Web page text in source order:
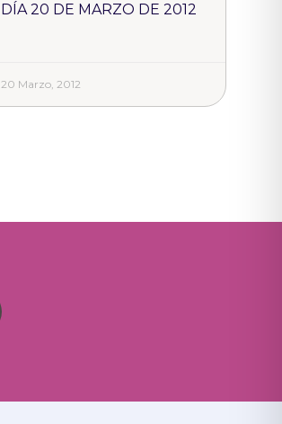
DÍA 20 DE MARZO DE 2012
20 Marzo, 2012